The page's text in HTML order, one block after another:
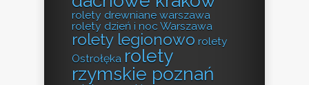
rolety drewniane warszawa
rolety dzień i noc Warszawa
rolety legionowo rolety
Ostrołęka rolety
rzymskie poznań